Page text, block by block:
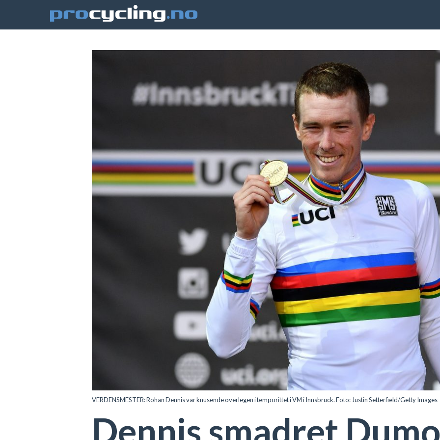
VERDENSMESTER: Rohan Dennis var knusende overlegen i temporittet i VM i Innsbruck. Foto: Justin Setterfield/Getty Images
Dennis smadret